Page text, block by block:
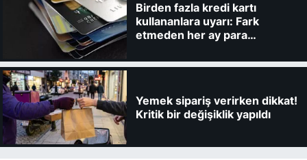
Birden fazla kredi kartı
kullananlara uyarı: Fark
etmeden her ay para
Yemek sipariş verirken dikkat!
Kritik bir değişiklik yapıldı